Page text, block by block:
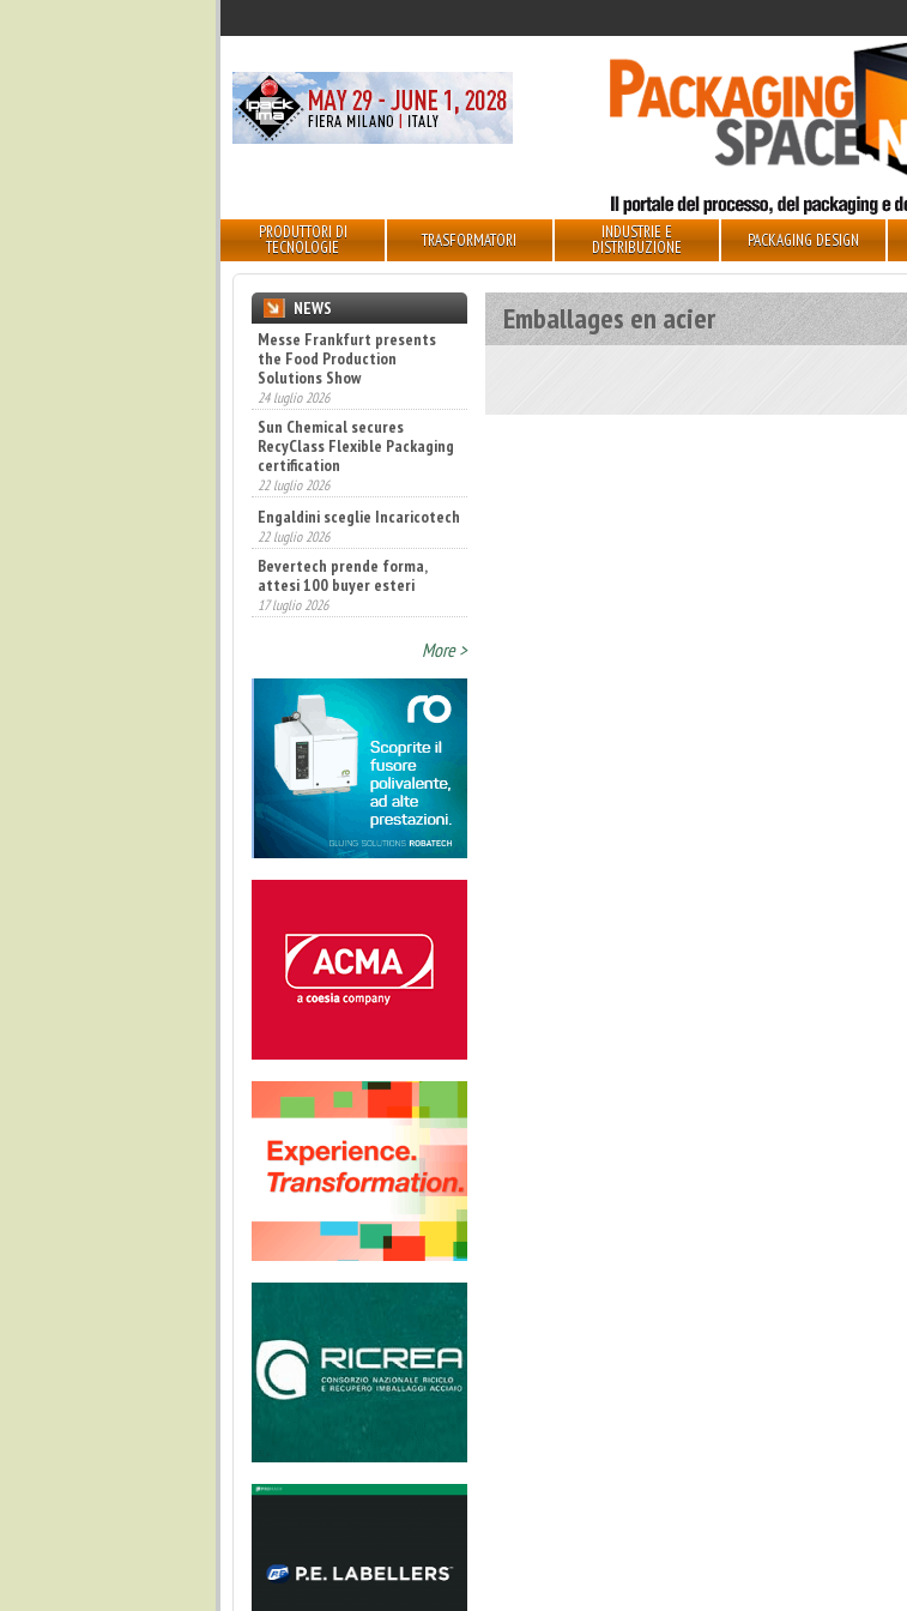
PRODUTTORI DI
TECNOLOGIE TRASFORMATORI INDUSTRIE E
DISTRIBUZIONE PACKAGING DESIGN
Emballages en acier
NEWS
Messe Frankfurt presents
the Food Production
Solutions Show
24 luglio 2026
Sun Chemical secures
RecyClass Flexible Packaging
certification
22 luglio 2026
Engaldini sceglie Incaricotech
22 luglio 2026
Bevertech prende forma,
attesi 100 buyer esteri
17 luglio 2026
Diamonds Awards 2026 di FTA
14 luglio 2026
More >